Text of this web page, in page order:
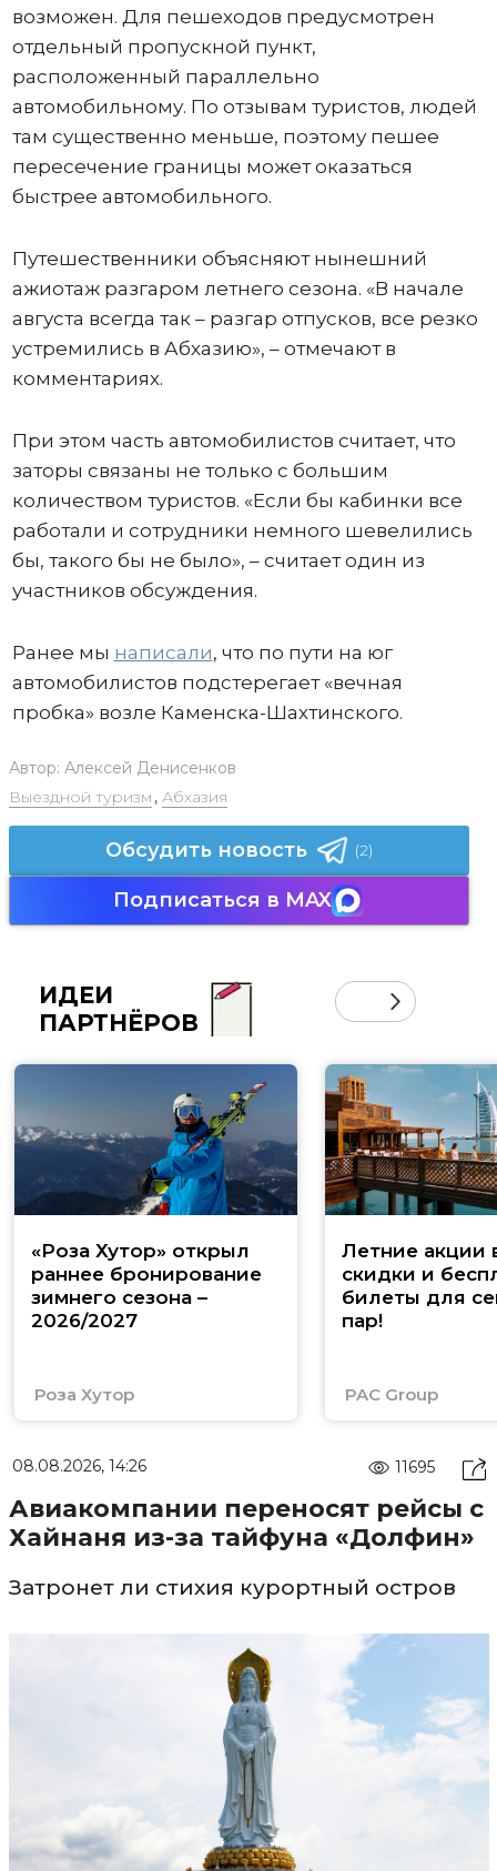
возможен. Для пешеходов предусмотрен
отдельный пропускной пункт,
расположенный параллельно
автомобильному. По отзывам туристов, людей
там существенно меньше, поэтому пешее
пересечение границы может оказаться
быстрее автомобильного.
Путешественники объясняют нынешний
ажиотаж разгаром летнего сезона. «В начале
августа всегда так – разгар отпусков, все резко
устремились в Абхазию», – отмечают в
комментариях.
При этом часть автомобилистов считает, что
заторы связаны не только с большим
количеством туристов. «Если бы кабинки все
работали и сотрудники немного шевелились
бы, такого бы не было», – считает один из
участников обсуждения.
Ранее мы написали, что по пути на юг
автомобилистов подстерегает «вечная
пробка» возле Каменска-Шахтинского.
Автор: Алексей Денисенков
Выездной туризм , Абхазия
Обсудить новость (2)
Подписаться в MAX
ИДЕИ
ПАРТНЁРОВ
«Роза Хутор» открыл
раннее бронирование
зимнего сезона –
2026/2027
Роза Хутор
Летние акции
скидки и
билеты для
пар!
PAC Group
08.08.2026, 14:26 11695
Авиакомпании переносят рейсы с
Хайнаня из-за тайфуна «Долфин»
Затронет ли стихия курортный остров